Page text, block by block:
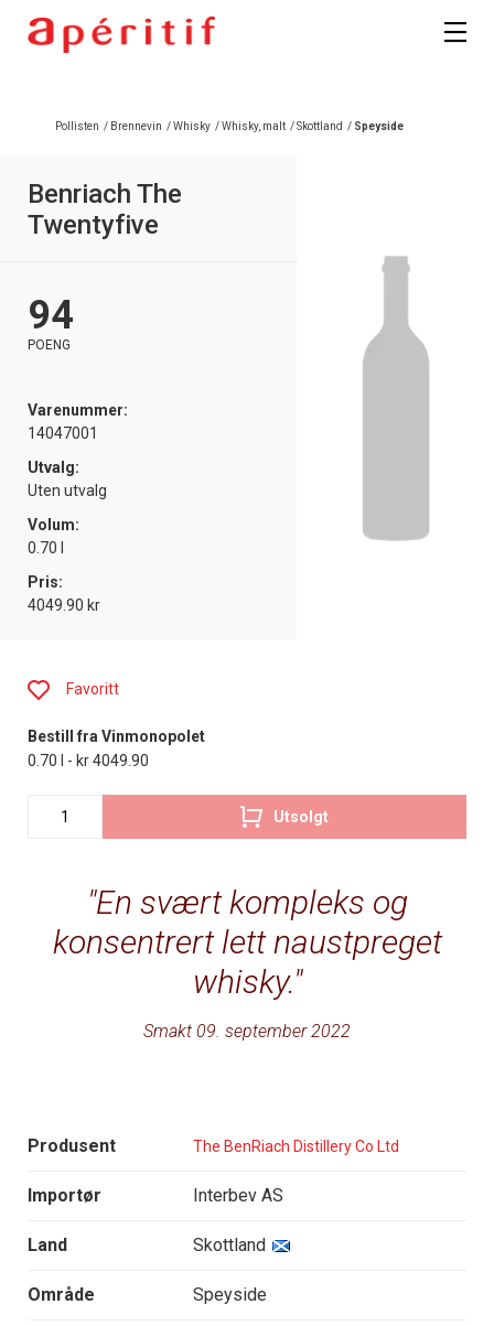
Pollisten / Brennevin /Whisky /Whisky, malt /Skottland / Speyside
Benriach The
Twentyfive
94
POENG
Varenummer:
14047001
Utvalg:
Uten utvalg
Volum:
0.70 l
Pris:
4049.90 kr
En svært kompleks og
konsentrert lett naustpreget
whisky.
Smakt 09. september 2022
Produsent The BenRiach Distillery Co Ltd
Importør Interbev AS
Land Skottland
Område Speyside
Favoritt
Bestill fra Vinmonopolet
0.70 l - kr 4049.90
Utsolgt